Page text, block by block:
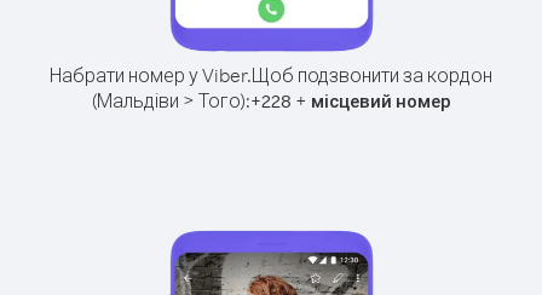
Набрати номер у Viber.Щоб подзвонити за кордон
(Мальдіви > Того):+228 + місцевий номер